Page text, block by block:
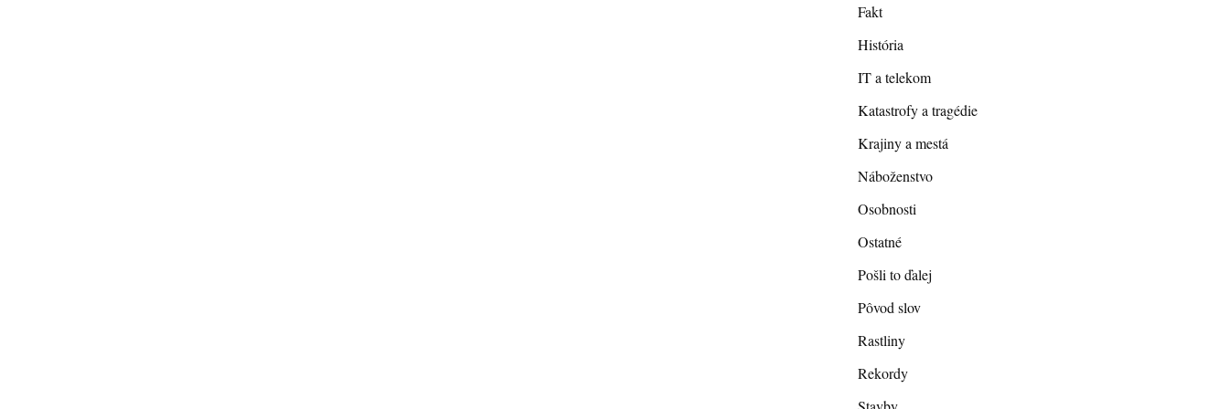
Fakt
História
IT a telekom
Katastrofy a tragédie
Krajiny a mestá
Náboženstvo
Osobnosti
Ostatné
Pošli to ďalej
Pôvod slov
Rastliny
Rekordy